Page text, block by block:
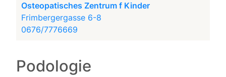
Osteopatisches Zentrum f Kinder
Frimbergergasse 6-8
0676/7776669
Podologie